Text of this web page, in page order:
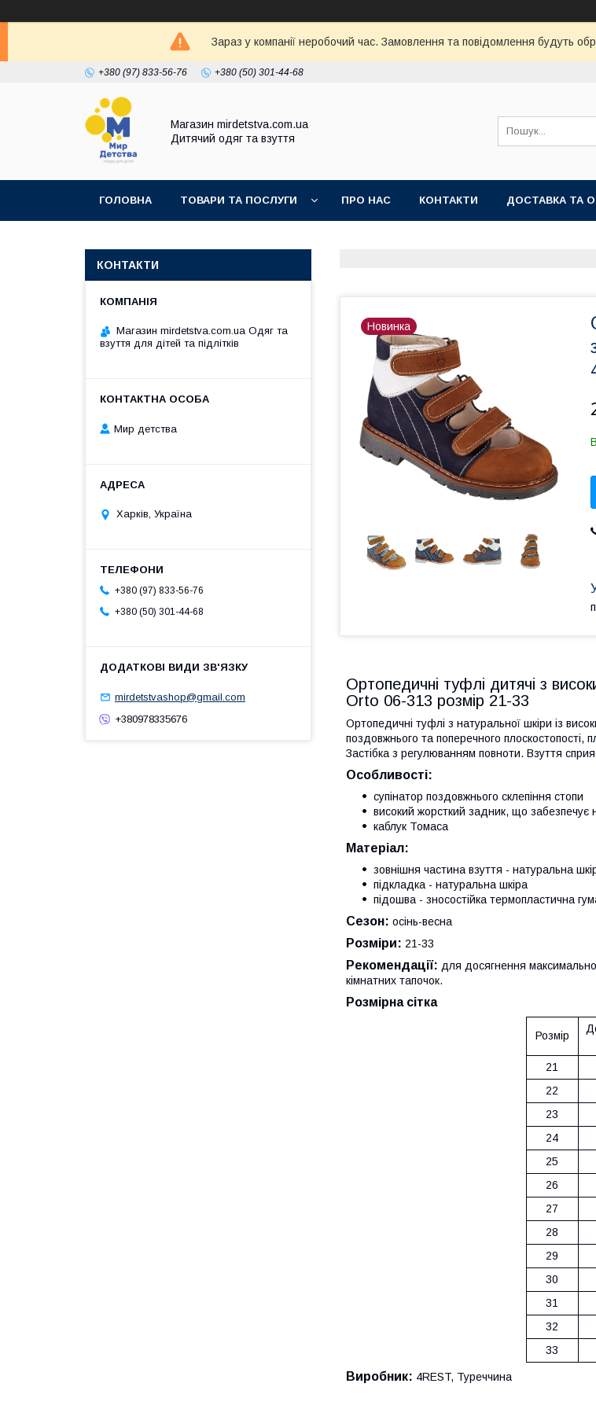
Зараз у компанії неробочий час. Замовлення та повідомлення будуть
+380 (97) 833-56-76 +380 (50) 301-44-68
Магазин mirdetstva.com.ua
Дитячий одяг та взуття
ГОЛОВНА ТОВАРИ ТА ПОСЛУГИ ПРО НАС КОНТАКТИ ДОСТАВКА ТА
Новинка
Ортопедичні туфлі дитячі з
Orto 06-313 розмір 21-33
Ортопедичні туфлі з натуральної шкіри із
поздовжнього та поперечного плоскостопості,
Застібка з регулюванням повноти. Взуття
Особливості:
супінатор поздовжнього склепіння стопи
високий жорсткий задник, що забезпечує
каблук Томаса
Матеріал:
зовнішня частина взуття - натуральна
підкладка - натуральна шкіра
підошва - зносостійка термопластична
Сезон: осінь-весна
Розміри: 21-33
Рекомендації: для досягнення
кімнатних тапочок.
Розмірна сітка
Розмір
21
22
23
24
25
26
27
28
29
30
31
32
33
Виробник: 4REST, Туреччина
КОНТАКТИ
Магазин mirdetstva.com.ua Одяг та
взуття для дітей та підлітків
Мир детства
Харків, Україна
+380 (97) 833-56-76
+380 (50) 301-44-68
mirdetstvashop@gmail.com
+380978335676